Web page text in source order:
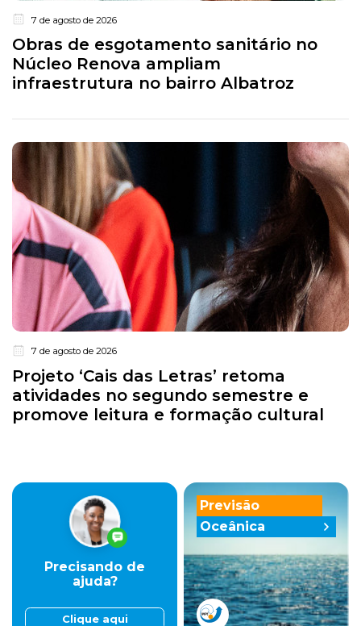
7 de agosto de 2026
Obras de esgotamento sanitário no
Núcleo Renova ampliam
infraestrutura no bairro Albatroz
7 de agosto de 2026
Projeto ‘Cais das Letras’ retoma
atividades no segundo semestre e
promove leitura e formação cultural
Previsão
Oceânica
Precisando de
ajuda?
Clique aqui